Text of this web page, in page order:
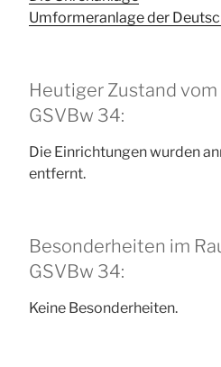
Umformeranlage der
Heutiger Zustand vom
GSVBw 34:
Die Einrichtungen wurden
entfernt.
Besonderheiten im
GSVBw 34:
Keine Besonderheiten.